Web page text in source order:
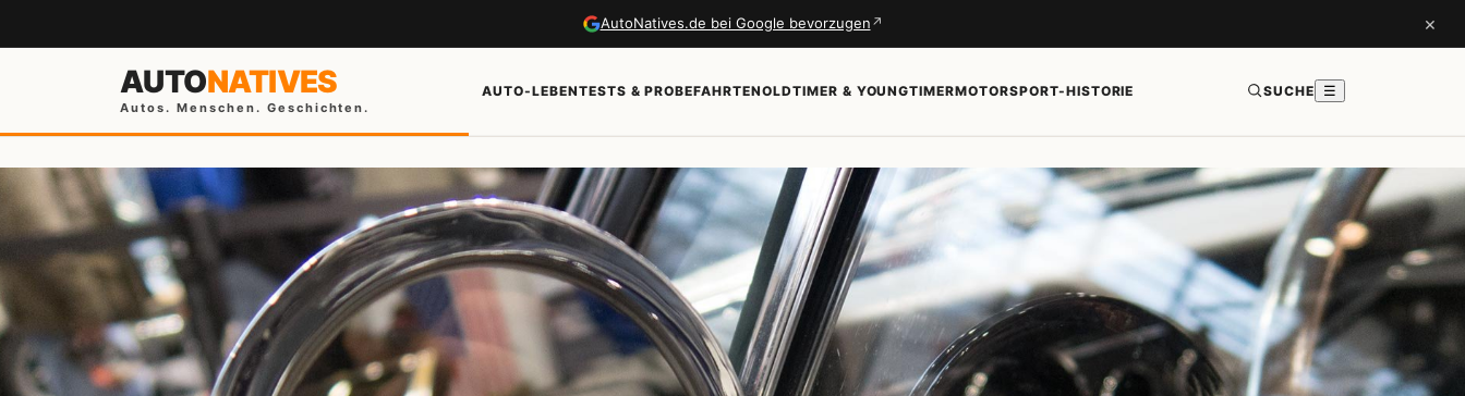
AutoNatives.de bei Google bevorzugen ↗ ×
AUTONATIVES
Autos. Menschen. Geschichten.
AUTO-LEBENTESTS & PROBEFAHRTENOLDTIMER & YOUNGTIMERMOTORSPORT-HISTORIE SUCHE ☰